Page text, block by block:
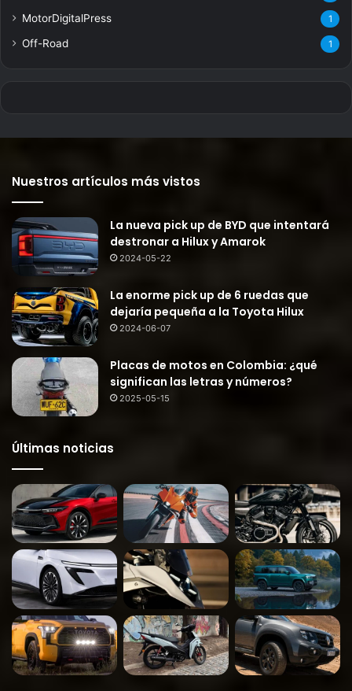
MotorDigitalPress 1
Off-Road 1
Nuestros artículos más vistos
La nueva pick up de BYD que intentará
destronar a Hilux y Amarok
2024-05-22
La enorme pick up de 6 ruedas que
dejaría pequeña a la Toyota Hilux
2024-06-07
Placas de motos en Colombia: ¿qué
significan las letras y números?
2025-05-15
Últimas noticias